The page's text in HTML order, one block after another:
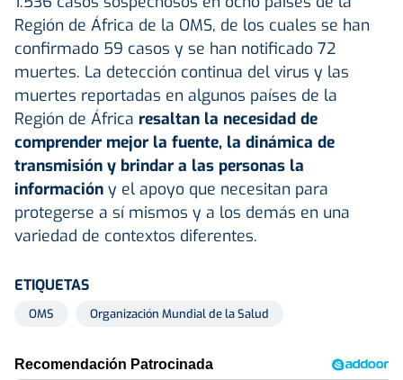
Región de África de la OMS, de los cuales se han
confirmado 59 casos y se han notificado 72
muertes. La detección continua del virus y las
muertes reportadas en algunos países de la
Región de África resaltan la necesidad de
comprender mejor la fuente, la dinámica de
transmisión y brindar a las personas la
información y el apoyo que necesitan para
protegerse a sí mismos y a los demás en una
variedad de contextos diferentes.
ETIQUETAS
OMS Organización Mundial de la Salud